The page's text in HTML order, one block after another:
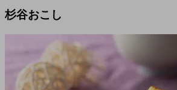
杉谷おこし